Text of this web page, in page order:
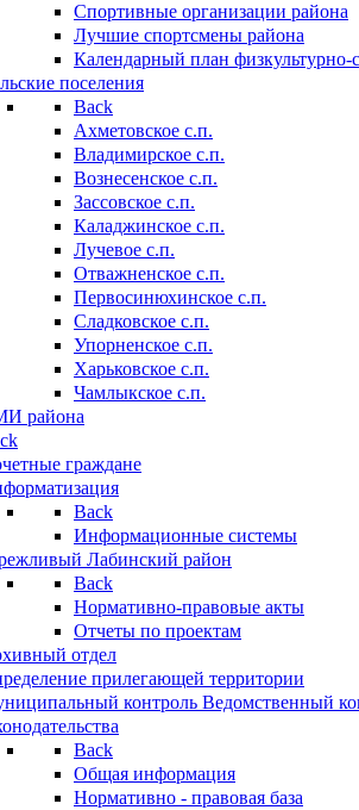
Спортивные организации района
Лучшие спортсмены района
Календарный план
поселения
Back
Ахметовское с.п.
Владимирское с.п.
Вознесенское с.п.
Зассовское с.п.
Каладжинское с.п.
Лучевое с.п.
Отважненское с.п.
Первосинюхинское с.п.
Сладковское с.п.
Упорненское с.п.
Харьковское с.п.
Чамлыкское с.п.
района
граждане
Back
Информационные системы
Лабинский район
Back
Нормативно-правовые акты
Отчеты по проектам
отдел
прилегающей территории
контроль Ведомственный
Back
Общая информация
Нормативно - правовая база